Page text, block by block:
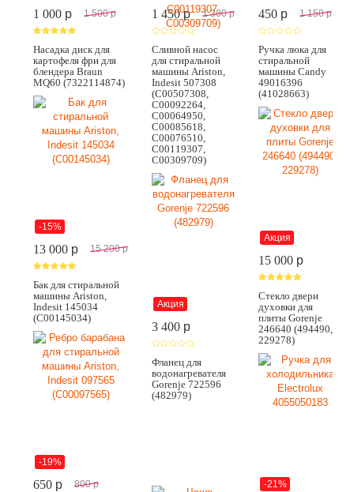
1 000 p 1 500 p
Насадка диск для
картофеля фри для
блендера Braun
MQ60 (7322114874)
-15%
13 000 p 15 200 p
Бак для стиральной
машины Ariston,
Indesit 145034
(C00145034)
-19%
650 p 800 p
1 450p 1 300 p
Сливной насос
для стиральной
машины Ariston,
Indesit 507308
(C00507308,
C00092264,
C00064950,
C00085618,
C00076510,
C00119307,
C00309709)
Акция
3 400 p
Фланец для
водонагревателя
Gorenje 722596
(482979)
450 p 1 150 p
Ручка люка для
стиральной
машины Candy
49016396
(41028663)
Акция
15 000 p
Стекло двери
духовки для
плиты Gorenje
246640 (494490,
229278)
-21%